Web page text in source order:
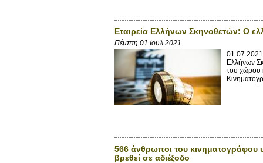
Εταιρεία Ελλήνων Σκηνοθετών: Ο
Πέμπτη 01 Ιουλ 2021
Ελλήνων
του χώρου
566 άνθρωποι του κινηματογράφου
βρεθεί σε αδιέξοδο